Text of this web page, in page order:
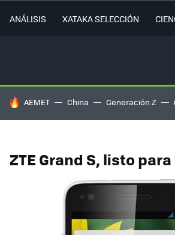
ANÁLISIS XATAKA SELECCIÓN
HOY SE HABLA DE
AEMET China Generación Z
ZTE Grand S, listo